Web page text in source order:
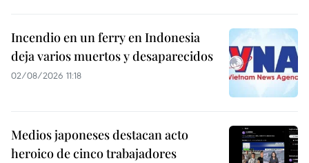
Incendio en un ferry en Indonesia
deja varios muertos y desaparecidos
02/08/2026 11:18
Medios japoneses destacan acto
heroico de cinco trabajadores